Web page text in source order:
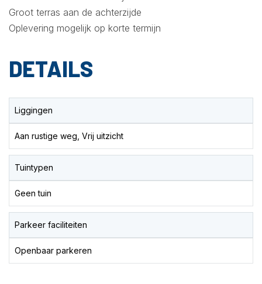
Groot terras aan de achterzijde
Oplevering mogelijk op korte termijn
DETAILS
Liggingen
Aan rustige weg, Vrij uitzicht
Tuintypen
Geen tuin
Parkeer faciliteiten
Openbaar parkeren